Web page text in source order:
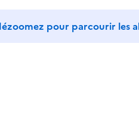
pour parcourir les